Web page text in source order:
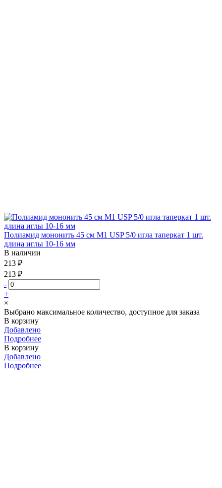
Полиамид мононить 45 см М1 USP 5/0 игла таперкат 1 шт.
длина иглы 10-16 мм
В наличии
213 ₽
213 ₽
-
+
×
Выбрано максимальное количество, доступное для заказа
В корзину
Добавлено
Подробнее
В корзину
Добавлено
Подробнее